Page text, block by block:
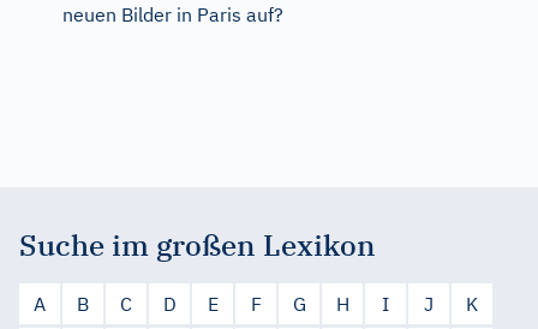
neuen Bilder in Paris auf?
Suche im großen Lexikon
A B C D E F G H I J
K